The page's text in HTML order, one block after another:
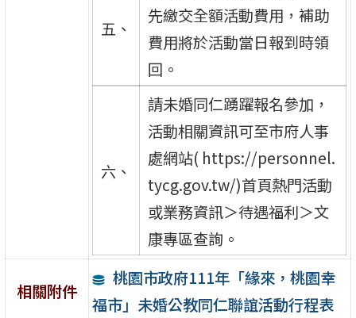
五、
先繳交全額活動費用，補助
費用將於活動當日報到時領
回。
六、
請未婚同仁踴躍報名參加，
活動相關資訊可至市府人事
處網站( https://personnel.
tycg.gov.tw/)首頁熱門活動
或業務資訊＞待遇福利＞文
康專區查詢。
相關附件
桃園市政府111年「緣來，桃園幸
福市」未婚公教同仁聯誼活動行程表